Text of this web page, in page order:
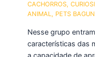
CACHORROS,
ANIMAL, PETS
Nesse grupo
características das